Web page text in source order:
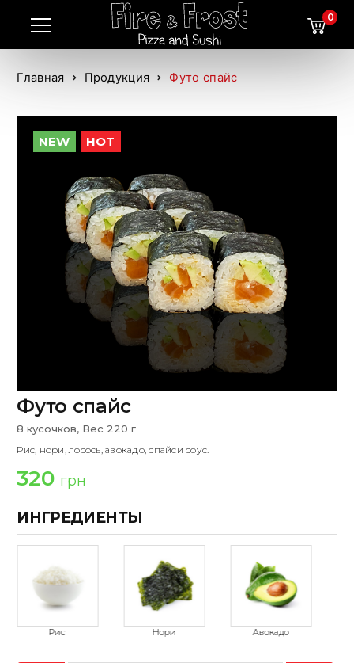
0
Главная Продукция Футо спайс
NEW HOT
Футо спайс
8 кусочков, Вес 220 г
Рис, нори, лосось, авокадо, спайси соус.
320 грн
ИНГРЕДИЕНТЫ